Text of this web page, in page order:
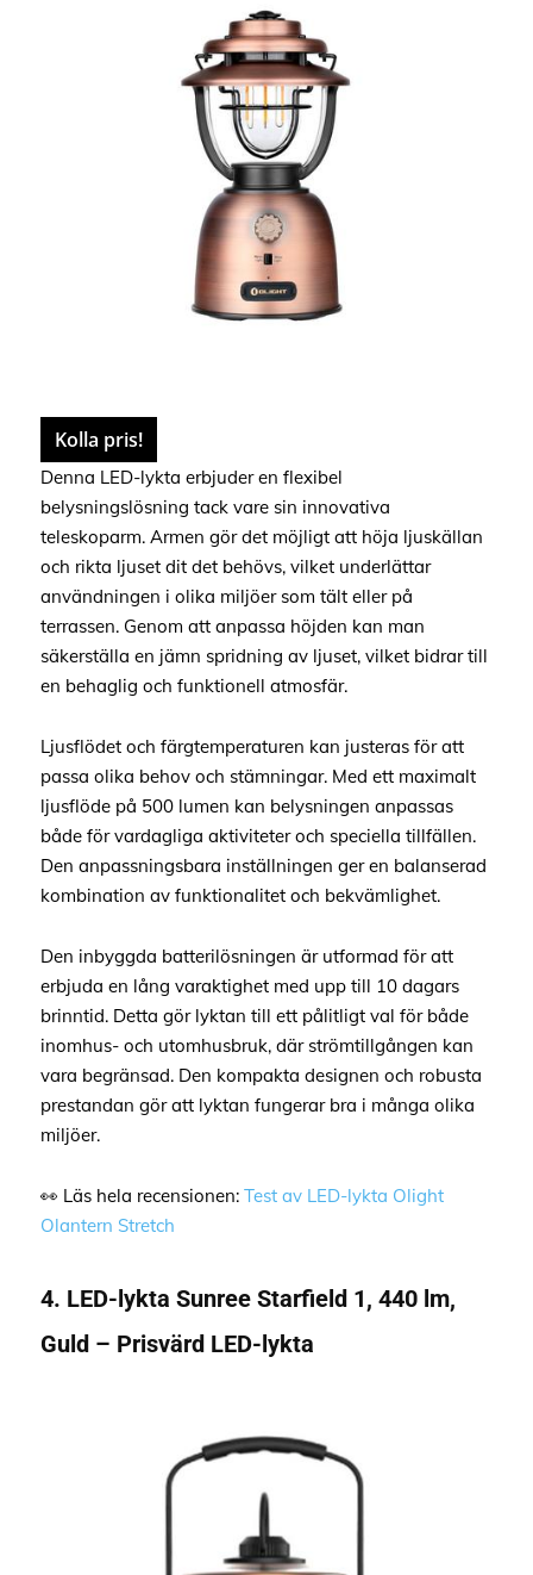
Kolla pris!
Denna LED-lykta erbjuder en flexibel
belysningslösning tack vare sin innovativa
teleskoparm. Armen gör det möjligt att höja ljuskällan
och rikta ljuset dit det behövs, vilket underlättar
användningen i olika miljöer som tält eller på
terrassen. Genom att anpassa höjden kan man
säkerställa en jämn spridning av ljuset, vilket bidrar till
en behaglig och funktionell atmosfär.
Ljusflödet och färgtemperaturen kan justeras för att
passa olika behov och stämningar. Med ett maximalt
ljusflöde på 500 lumen kan belysningen anpassas
både för vardagliga aktiviteter och speciella tillfällen.
Den anpassningsbara inställningen ger en balanserad
kombination av funktionalitet och bekvämlighet.
Den inbyggda batterilösningen är utformad för att
erbjuda en lång varaktighet med upp till 10 dagars
brinntid. Detta gör lyktan till ett pålitligt val för både
inomhus- och utomhusbruk, där strömtillgången kan
vara begränsad. Den kompakta designen och robusta
prestandan gör att lyktan fungerar bra i många olika
miljöer.
👀 Läs hela recensionen: Test av LED-lykta Olight
Olantern Stretch
4. LED-lykta Sunree Starfield 1, 440 lm,
Guld – Prisvärd LED-lykta